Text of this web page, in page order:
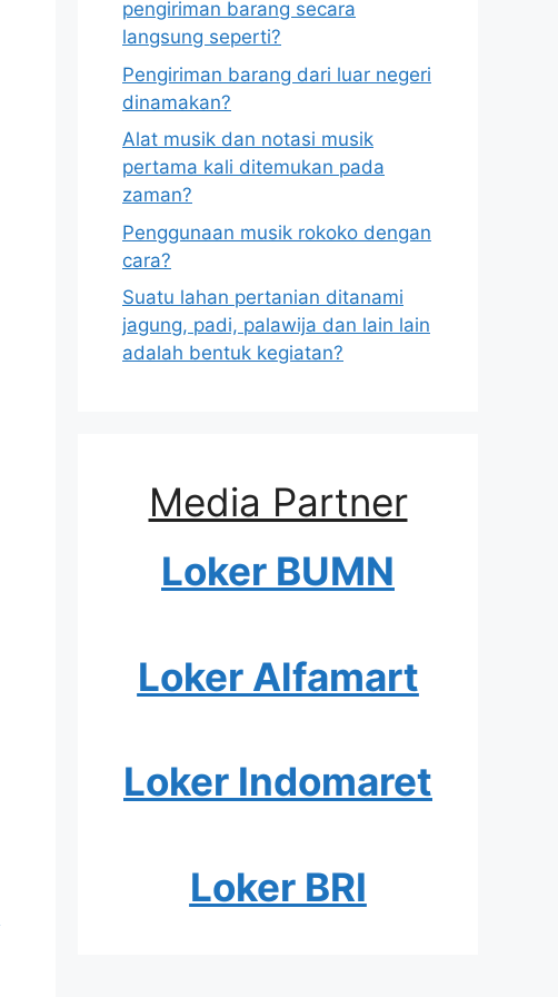
pengiriman barang secara
langsung seperti?
Pengiriman barang dari luar negeri
dinamakan?
Alat musik dan notasi musik
pertama kali ditemukan pada
zaman?
Penggunaan musik rokoko dengan
cara?
Suatu lahan pertanian ditanami
jagung, padi, palawija dan lain lain
adalah bentuk kegiatan?
Media Partner
Loker BUMN
Loker Alfamart
Loker Indomaret
Loker BRI